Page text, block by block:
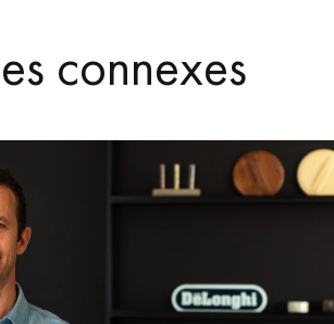
connexes